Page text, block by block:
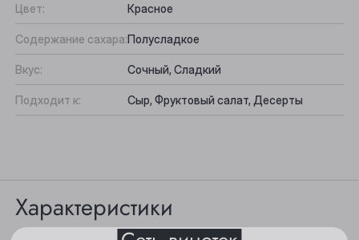
Цвет: Красное
Содержание сахара:Полусладкое
Вкус: Сочный, Сладкий
Подходит к: Сыр, Фруктовый салат, Десерты
Характеристики
Выберите ваш город
Барнаул
Белово